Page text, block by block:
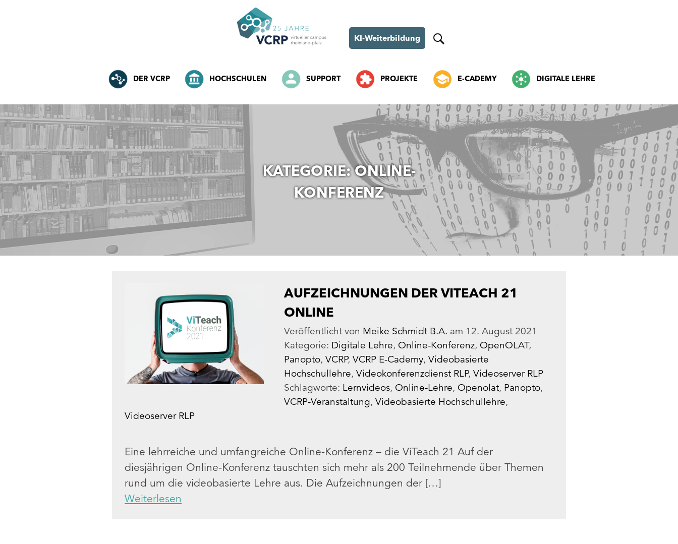
KI-Weiterbildung
SKIP
TO
CONTENT
DER VCRP HOCHSCHULEN SUPPORT PROJEKTE E-CADEMY DIGITALE LEHRE
KATEGORIE:ONLINE-
KONFERENZ
AUFZEICHNUNGEN DER VITEACH 21
ONLINE
Veröffentlicht von Meike Schmidt B.A. am 12. August 2021
Kategorie: Digitale Lehre, Online-Konferenz, OpenOLAT,
Panopto,VCRP,VCRP E-Cademy,Videobasierte
Hochschullehre,Videokonferenzdienst RLP,Videoserver RLP
Schlagworte: Lernvideos, Online-Lehre, Openolat, Panopto,
VCRP-Veranstaltung,Videobasierte Hochschullehre,
Videoserver RLP
Eine lehrreiche und umfangreiche Online-Konferenz – die ViTeach 21 Auf der
diesjährigen Online-Konferenz tauschten sich mehr als 200 Teilnehmende über Themen
rund um die videobasierte Lehre aus. Die Aufzeichnungen der […]
Weiterlesen